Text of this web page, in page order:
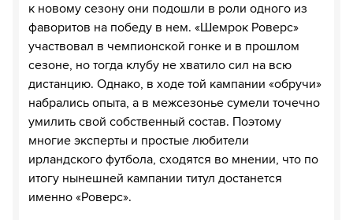
к новому сезону они подошли в роли одного из
фаворитов на победу в нем. «Шемрок Роверс»
участвовал в чемпионской гонке и в прошлом
сезоне, но тогда клубу не хватило сил на всю
дистанцию. Однако, в ходе той кампании «обручи»
набрались опыта, а в межсезонье сумели точечно
умилить свой собственный состав. Поэтому
многие эксперты и простые любители
ирландского футбола, сходятся во мнении, что по
итогу нынешней кампании титул достанется
именно «Роверс».